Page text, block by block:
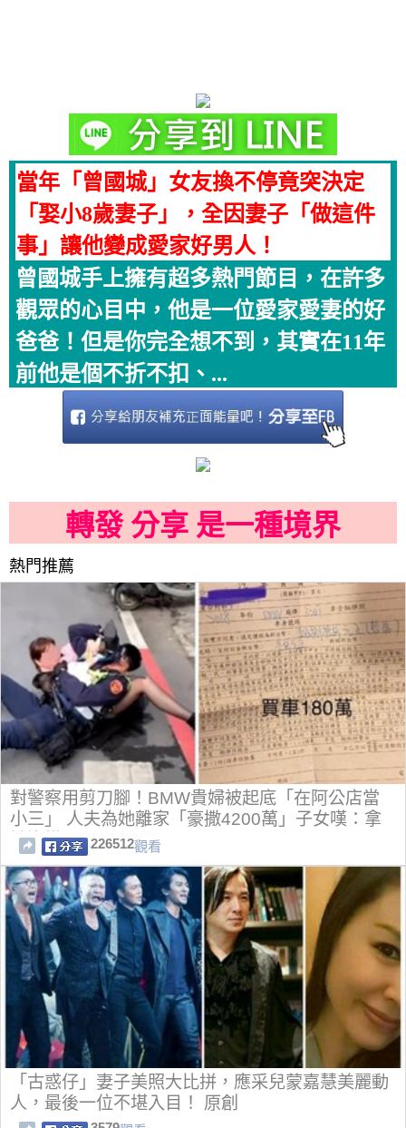
當年「曾國城」女友換不停竟突決定
「娶小8歲妻子」，全因妻子「做這件
事」讓他變成愛家好男人！
曾國城手上擁有超多熱門節目，在許多
觀眾的心目中，他是一位愛家愛妻的好
爸爸！但是你完全想不到，其實在11年
前他是個不折不扣、...
轉發 分享 是一種境界
熱門推薦
對警察用剪刀腳！BMW貴婦被起底「在阿公店當
小三」 人夫為她離家「豪撒4200萬」子女嘆：拿
她沒轍
226512觀看
「古惑仔」妻子美照大比拼，應采兒蒙嘉慧美麗動
人，最後一位不堪入目！ 原創